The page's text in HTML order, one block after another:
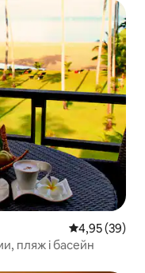
Середня
4,95 (39)
пляж і басейн